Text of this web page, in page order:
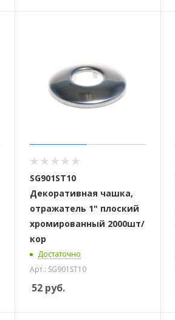
SG901ST10
Декоративная чашка,
отражатель 1" плоский
хромированный 2000шт/
кор
Достаточно
Арт.: SG901ST10
52 руб.